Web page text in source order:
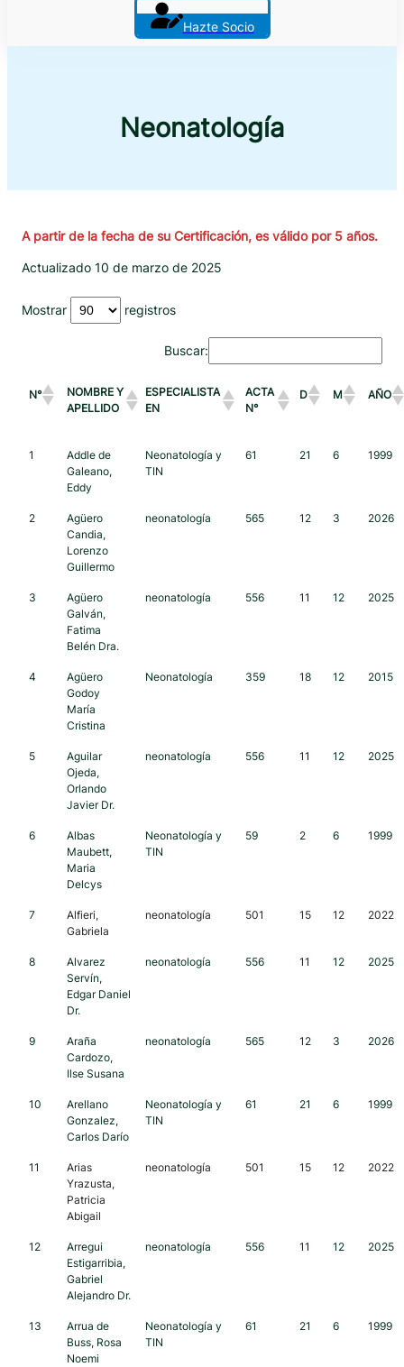
Hazte Socio
Neonatología
A partir de la fecha de su Certificación, es válido por 5 años.
Actualizado 10 de marzo de 2025
Mostrar registros
Buscar:
N°
NOMBRE Y
APELLIDO
ESPECIALISTA
EN
ACTA
N°
D M AÑO
1
Addle de
Galeano,
Eddy
Neonatología y
TIN
61 21 6 1999
2
Agüero
Candia,
Lorenzo
Guillermo
neonatología 565 12 3 2026
3
Agüero
Galván,
Fatima
Belén Dra.
neonatología 556 11 12 2025
4
Agüero
Godoy
María
Cristina
Neonatología 359 18 12 2015
5
Aguilar
Ojeda,
Orlando
Javier Dr.
neonatología 556 11 12 2025
6
Albas
Maubett,
Maria
Delcys
Neonatología y
TIN
59 2 6 1999
7
Alfieri,
Gabriela
neonatología 501 15 12 2022
8
Alvarez
Servín,
Edgar Daniel
Dr.
neonatología 556 11 12 2025
9
Araña
Cardozo,
Ilse Susana
neonatología 565 12 3 2026
10
Arellano
Gonzalez,
Carlos Darío
Neonatología y
TIN
61 21 6 1999
11
Arias
Yrazusta,
Patricia
Abigail
neonatología 501 15 12 2022
12
Arregui
Estigarribia,
Gabriel
Alejandro Dr.
neonatología 556 11 12 2025
13
Arrua de
Buss, Rosa
Noemi
Neonatología y
TIN
61 21 6 1999